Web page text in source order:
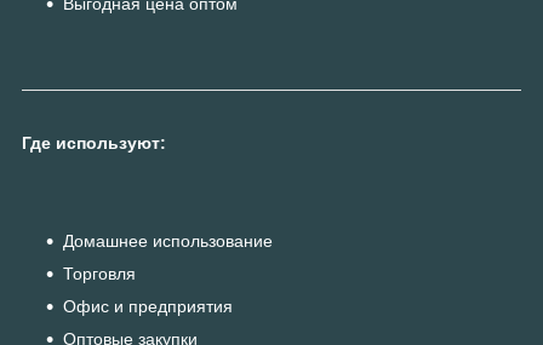
Где используют:
Домашнее использование
Торговля
Офис и предприятия
Оптовые закупки